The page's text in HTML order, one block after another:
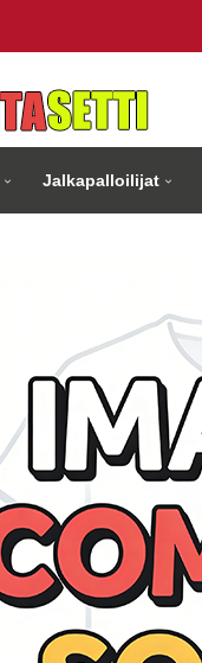
Jalkapalloilijat